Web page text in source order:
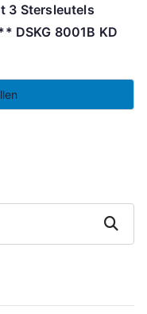
3 Stersleutels
DSKG 8001B KD
Zoeken